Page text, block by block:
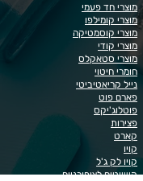
מוצרי חד פעמי
מוצרי קומילפו
מוצרי קוסמטיקה
מוצרי קודי
מוצרי סטאקלס
חומרי חיטוי
נייל קריאטיביטי
פארם פוט
פוטלוג'יקס
פצירות
קארט
קויו
קויו לק ג'ל
קישוטים לציפורניים